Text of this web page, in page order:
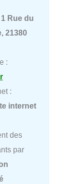
1 Rue du
21380
:
:
internet
des
par